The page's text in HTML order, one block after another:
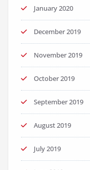
January 2020
December 2019
November 2019
October 2019
September 2019
August 2019
July 2019